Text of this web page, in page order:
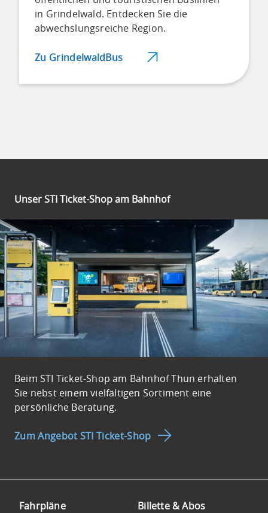
Unser STI Ticket-Shop am Bahnhof
Beim STI Ticket-Shop am Bahnhof Thun erhalten
Sie nebst einem vielfältigen Sortiment eine
persönliche Beratung.
Zum Angebot STI Ticket-Shop
in Grindelwald. Entdecken Sie die
abwechslungsreiche Region.
Zu GrindelwaldBus
Footernavigation
Fahrpläne Billette & Abos